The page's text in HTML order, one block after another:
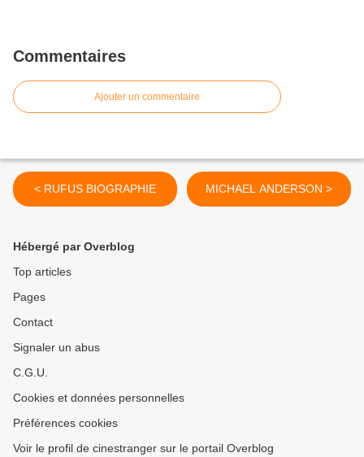
Commentaires
Ajouter un commentaire
< RUFUS BIOGRAPHIE MICHAEL ANDERSON >
Hébergé par Overblog
Top articles
Pages
Contact
Signaler un abus
C.G.U.
Cookies et données personnelles
Préférences cookies
Voir le profil de cinestranger sur le portail Overblog